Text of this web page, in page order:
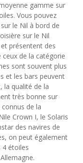
gamme sur
Vous pouvez
le Nil à bord de
sur le Nil
présentent des
de la catégorie
sont souvent plus
et les bars peuvent
la qualité de la
très bonne sur
de la
Crown I, le Solaris
des navires de
on peut également
4 étoiles